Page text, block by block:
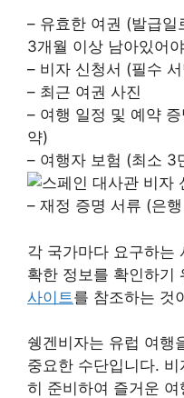
– 유효한 여권 (발급
3개월 이상 남아있어
– 비자 신청서 (필수
– 최근 여권 사진
– 여행 일정 및 예약
약)
– 여행자 보험 (최소 3
– 재정 증명 서류 (은
각 국가마다 요구하는
확한 정보를 확인하기
사이트 를 참조하는 것
쉥겐비자는 유럽 여행
중요한 수단입니다.
히 준비하여 즐거운